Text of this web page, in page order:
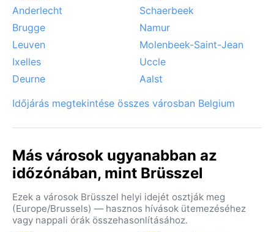
Anderlecht
Schaerbeek
Brugge
Namur
Leuven
Molenbeek-Saint-Jean
Ixelles
Uccle
Deurne
Aalst
Időjárás megtekintése összes városban Belgium
Más városok ugyanabban az
időzónában, mint Brüsszel
Ezek a városok Brüsszel helyi idejét osztják meg
(Europe/Brussels) — hasznos hívások ütemezéséhez
vagy nappali órák összehasonlításához.